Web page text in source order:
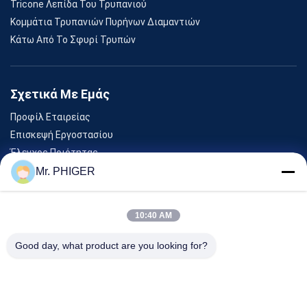
Tricone Λεπίδα Του Τρυπανιού
Κομμάτια Τρυπανιών Πυρήνων Διαμαντιών
Κάτω Από Το Σφυρί Τρυπών
Σχετικά Με Εμάς
Προφίλ Εταιρείας
Επισκεψή Εργοστασίου
Έλεγχος Ποιότητας
Sitemap
Εκδηλώσεις
Mr. PHIGER
10:40 AM
Good day, what product are you looking for?